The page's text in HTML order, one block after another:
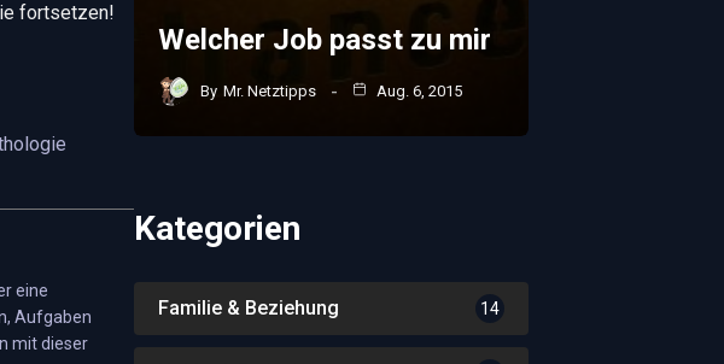
fortsetzen!
eine
Aufgaben
mit dieser
Welcher Job passt zu mir
By Mr. Netztipps Aug. 6, 2015
Kategorien
Familie & Beziehung 14